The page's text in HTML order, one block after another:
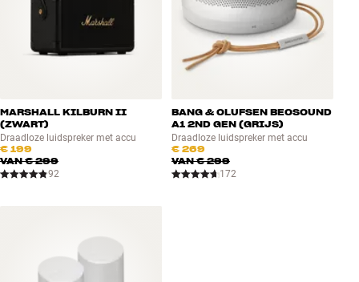
MARSHALL KILBURN II
(ZWART)
Draadloze luidspreker met accu
€ 199
VAN€ 299
92
BANG & OLUFSEN BEOSOUND
A1 2ND GEN (GRIJS)
Draadloze luidspreker met accu
€ 269
VAN€ 299
172